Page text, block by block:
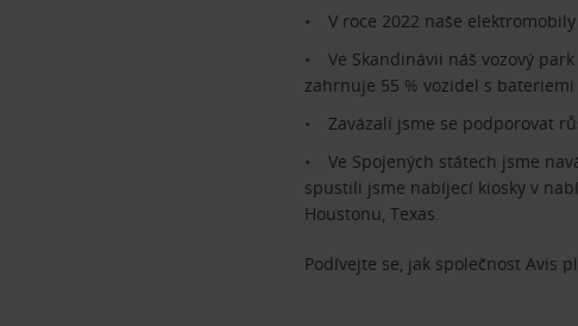
V roce 2022 naše
Ve Skandinávii náš vozový
zahrnuje 55 % vozidel s
Zavázali jsme se podporovat
Ve Spojených státech jsme
spustili jsme nabíjecí kiosky v
Houstonu, Texas.
Podívejte se, jak společnost Avis